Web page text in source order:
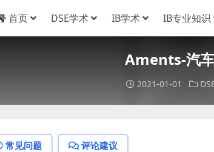
首页 DSE学术 IB学术 IB专业知识
Aments-汽
2021-01-01
常见问题 评论建议